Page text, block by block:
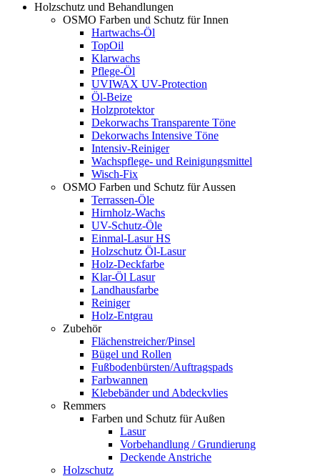
Holzschutz und Behandlungen
OSMO Farben und Schutz für Innen
Hartwachs-Öl
TopOil
Klarwachs
Pflege-Öl
UVIWAX UV-Protection
Öl-Beize
Holzprotektor
Dekorwachs Transparente Töne
Dekorwachs Intensive Töne
Intensiv-Reiniger
Wachspflege- und Reinigungsmittel
Wisch-Fix
OSMO Farben und Schutz für Aussen
Terrassen-Öle
Hirnholz-Wachs
UV-Schutz-Öle
Einmal-Lasur HS
Holzschutz Öl-Lasur
Holz-Deckfarbe
Klar-Öl Lasur
Landhausfarbe
Reiniger
Holz-Entgrau
Zubehör
Flächenstreicher/Pinsel
Bügel und Rollen
Fußbodenbürsten/Auftragspads
Farbwannen
Klebebänder und Abdeckvlies
Remmers
Farben und Schutz für Außen
Lasur
Vorbehandlung / Grundierung
Deckende Anstriche
Holzschutz